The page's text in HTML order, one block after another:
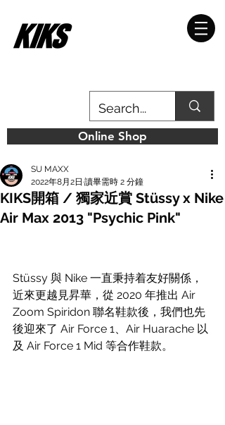
Online Shop
KIKS開箱 / 獨家近賞 Stüssy x Nike
Air Max 2013 "Psychic Pink"
SU MAXX
2022年8月2日 讀畢需時 2 分鐘
Stüssy 與 Nike 一直秉持着友好關係，
近來更越見昇華，從 2020 年推出 Air
Zoom Spiridon 聯名鞋款後，我們也先
後迎來了 Air Force 1、Air Huarache 以
及 Air Force 1 Mid 等合作鞋款。